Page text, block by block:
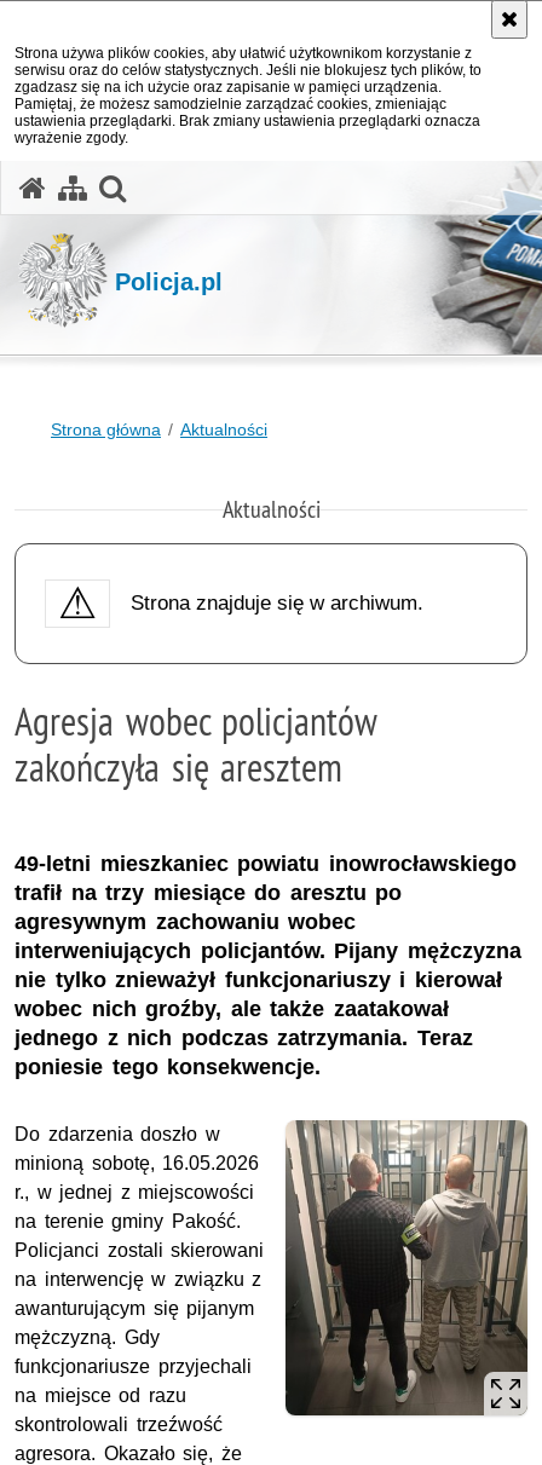
Strona używa plików cookies, aby ułatwić użytkownikom korzystanie z
serwisu oraz do celów statystycznych. Jeśli nie blokujesz tych plików, to
zgadzasz się na ich użycie oraz zapisanie w pamięci urządzenia.
Pamiętaj, że możesz samodzielnie zarządzać cookies, zmieniając
ustawienia przeglądarki. Brak zmiany ustawienia przeglądarki oznacza
wyrażenie zgody.
Policja.pl
Strona główna Aktualności
Aktualności
Strona znajduje się w archiwum.
Agresja wobec policjantów
zakończyła się aresztem
49-letni mieszkaniec powiatu inowrocławskiego
trafił na trzy miesiące do aresztu po
agresywnym zachowaniu wobec
interweniujących policjantów. Pijany mężczyzna
nie tylko znieważył funkcjonariuszy i kierował
wobec nich groźby, ale także zaatakował
jednego z nich podczas zatrzymania. Teraz
poniesie tego konsekwencje.
Do zdarzenia doszło w
minioną sobotę, 16.05.2026
r., w jednej z miejscowości
na terenie gminy Pakość.
Policjanci zostali skierowani
na interwencję w związku z
awanturującym się pijanym
mężczyzną. Gdy
funkcjonariusze przyjechali
na miejsce od razu
skontrolowali trzeźwość
agresora. Okazało się, że